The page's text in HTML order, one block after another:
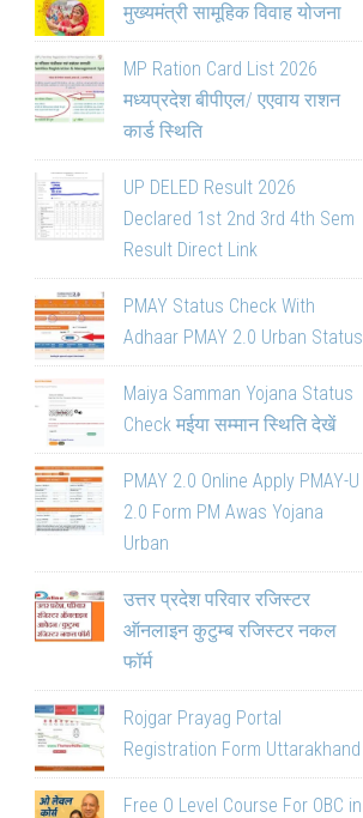
मुख्यमंत्री सामूहिक विवाह योजना
MP Ration Card List 2026
मध्यप्रदेश बीपीएल/ एएवाय राशन
कार्ड स्थिति
UP DELED Result 2026
Declared 1st 2nd 3rd 4th Sem
Result Direct Link
PMAY Status Check With
Adhaar PMAY 2.0 Urban Status
Maiya Samman Yojana Status
Check मईया सम्मान स्थिति देखें
PMAY 2.0 Online Apply PMAY-U
2.0 Form PM Awas Yojana
Urban
उत्तर प्रदेश परिवार रजिस्टर
ऑनलाइन कुटुम्ब रजिस्टर नकल
फॉर्म
Rojgar Prayag Portal
Registration Form Uttarakhand
Free O Level Course For OBC in